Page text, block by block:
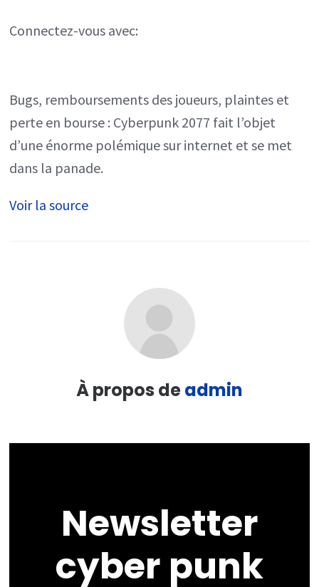
Connectez-vous avec:
Bugs, remboursements des joueurs, plaintes et
perte en bourse : Cyberpunk 2077 fait l’objet
d’une énorme polémique sur internet et se met
dans la panade.
Voir la source
À propos deadmin
Newsletter
cyber punk